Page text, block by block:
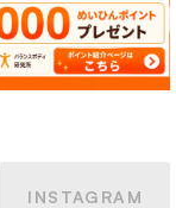
INSTAGRAM